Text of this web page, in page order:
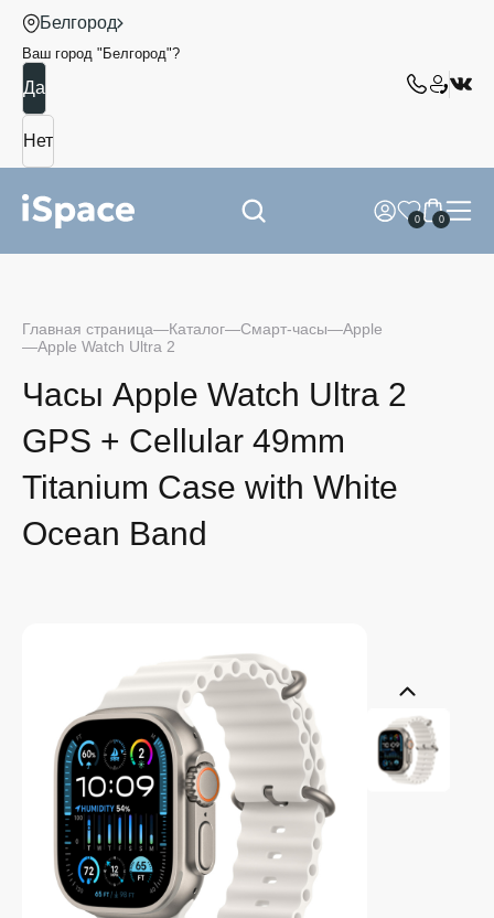
Белгород
Ваш город " Белгород"?
0 0
Главная страница Каталог Смарт-часы
Apple
Apple Watch Ultra 2
Часы Apple Watch Ultra 2
GPS + Cellular 49mm
Titanium Case with White
Ocean Band